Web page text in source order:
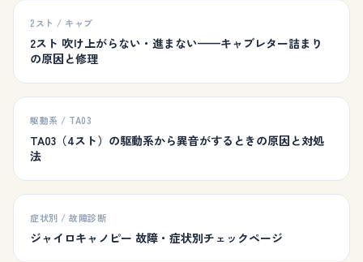
2スト / キャブ
2スト 吹け上がらない・進まない——キャブレター詰まり
の原因と修理
駆動系 / TA03
TA03（4スト）の駆動系から異音がするときの原因と対処
法
症状別 / 故障診断
ジャイロキャノピー 故障・症状別チェックページ